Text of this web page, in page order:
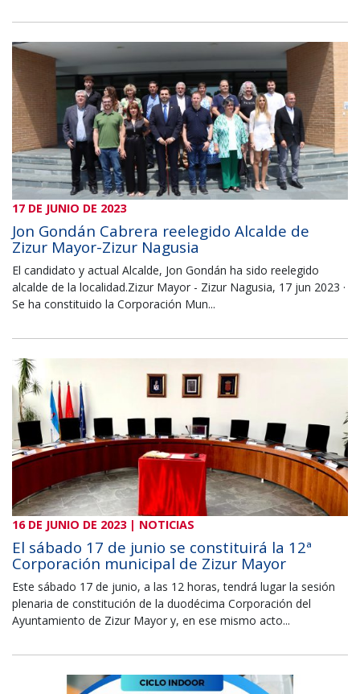
17 DE JUNIO DE 2023
Jon Gondán Cabrera reelegido Alcalde de
Zizur Mayor-Zizur Nagusia
El candidato y actual Alcalde, Jon Gondán ha sido reelegido
alcalde de la localidad.Zizur Mayor - Zizur Nagusia, 17 jun 2023 ·
Se ha constituido la Corporación Mun...
16 DE JUNIO DE 2023 | NOTICIAS
El sábado 17 de junio se constituirá la 12ª
Corporación municipal de Zizur Mayor
Este sábado 17 de junio, a las 12 horas, tendrá lugar la sesión
plenaria de constitución de la duodécima Corporación del
Ayuntamiento de Zizur Mayor y, en ese mismo acto...